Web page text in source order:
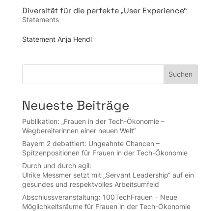
Diversität für die perfekte „User Experience“
Statements
Statement Anja Hendl
Suchen
Neueste Beiträge
Publikation: „Frauen in der Tech-Ökonomie –
Wegbereiterinnen einer neuen Welt“
Bayern 2 debattiert: Ungeahnte Chancen –
Spitzenpositionen für Frauen in der Tech-Ökonomie
Durch und durch agil:
Ulrike Messmer setzt mit „Servant Leadership“ auf ein
gesundes und respektvolles Arbeitsumfeld
Abschluss­veran­stal­tung: 100Tech­Frauen – Neue
Möglich­keits­räume für Frauen in der Tech-Ökonomie